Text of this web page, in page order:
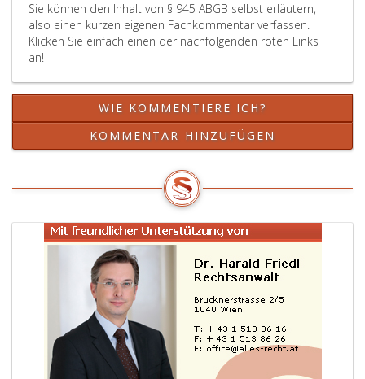
Sie können den Inhalt von § 945 ABGB selbst erläutern,
also einen kurzen eigenen Fachkommentar verfassen.
Klicken Sie einfach einen der nachfolgenden roten Links
an!
WIE KOMMENTIERE ICH?
KOMMENTAR HINZUFÜGEN